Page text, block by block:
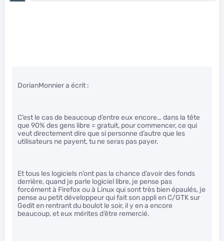
DorianMonnier a écrit :
C’est le cas de beaucoup d’entre eux encore… dans la tête
que 90% des gens libre = gratuit, pour commencer, ce qui
veut directement dire que si personne d’autre que les
utilisateurs ne payent, tu ne seras pas payer.
Et tous les logiciels n’ont pas la chance d’avoir des fonds
derrière, quand je parle logiciel libre, je pense pas
forcément à Firefox ou à Linux qui sont très bien épaulés, je
pense au petit développeur qui fait son appli en C/GTK sur
Gedit en rentrant du boulot le soir, il y en a encore
beaucoup, et eux mérites d’être remercié.